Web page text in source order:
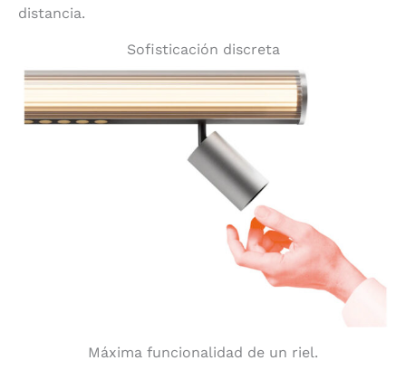
distancia.
Sofisticación discreta
Máxima funcionalidad de un riel.